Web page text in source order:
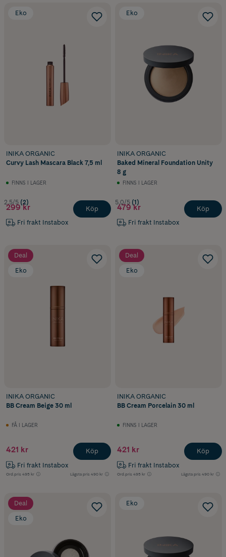
Eko
INIKA ORGANIC
Curvy Lash Mascara Black 7,5 ml
FINNS I LAGER
2.5/5 (2)
299 kr
Fri frakt Instabox
Köp
Eko
INIKA ORGANIC
Baked Mineral Foundation Unity
8 g
FINNS I LAGER
5.0/5 (1)
479 kr
Fri frakt Instabox
Köp
Deal
Eko
INIKA ORGANIC
BB Cream Beige 30 ml
FÅ I LAGER
421 kr
Fri frakt Instabox
Ord.pris 495 kr Lägsta pris 490 kr
Köp
Deal
Eko
INIKA ORGANIC
BB Cream Porcelain 30 ml
FINNS I LAGER
421 kr
Fri frakt Instabox
Ord.pris 495 kr Lägsta pris 490 kr
Köp
Deal
Eko
Eko